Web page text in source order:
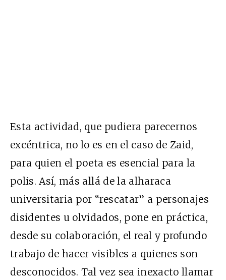
Esta actividad, que pudiera parecernos
excéntrica, no lo es en el caso de Zaid,
para quien el poeta es esencial para la
polis. Así, más allá de la alharaca
universitaria por “rescatar” a personajes
disidentes u olvidados, pone en práctica,
desde su colaboración, el real y profundo
trabajo de hacer visibles a quienes son
desconocidos. Tal vez sea inexacto llamar